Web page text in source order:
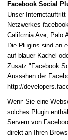
Facebook Social
Unser
Netzwerkes
California Ave, Palo
Die Plugins sind an
auf blauer Kachel
Zusatz "Facebook
Aussehen der
http://
Wenn Sie eine
solches Plugin
Servern von
direkt an Ihren